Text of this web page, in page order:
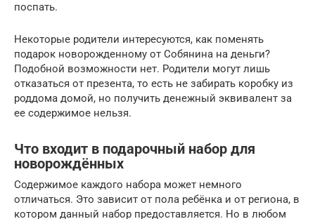
поспать.
Некоторые родители интересуются, как поменять
подарок новорожденному от Собянина на деньги?
Подобной возможности нет. Родители могут лишь
отказаться от презента, то есть не забирать коробку из
роддома домой, но получить денежный эквивалент за
ее содержимое нельзя.
Что входит в подарочный набор для
новорождённых
Содержимое каждого набора может немного
отличаться. Это зависит от пола ребёнка и от региона, в
котором данный набор предоставляется. Но в любом